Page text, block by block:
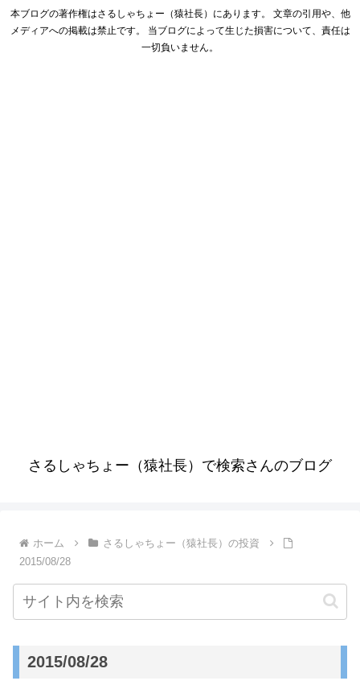
本ブログの著作権はさるしゃちょー（猿社長）にあります。 文章の引用や、他
メディアへの掲載は禁止です。 当ブログによって生じた損害について、責任は
一切負いません。
さるしゃちょー（猿社長）で検索さんのブログ
ホーム
さるしゃちょー（猿社長）の投資
2015/08/28
2015/08/28